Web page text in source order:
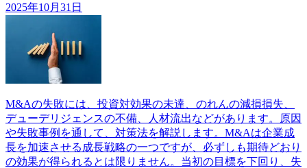
2025年10月31日
M&Aの失敗には、投資対効果の未達、のれんの減損損失、
デューデリジェンスの不備、人材流出などがあります。原因
や失敗事例を通して、対策法を解説します。M&Aは企業成
長を加速させる成長戦略の一つですが、必ずしも期待どおり
の効果が得られるとは限りません。当初の目標を下回り、失